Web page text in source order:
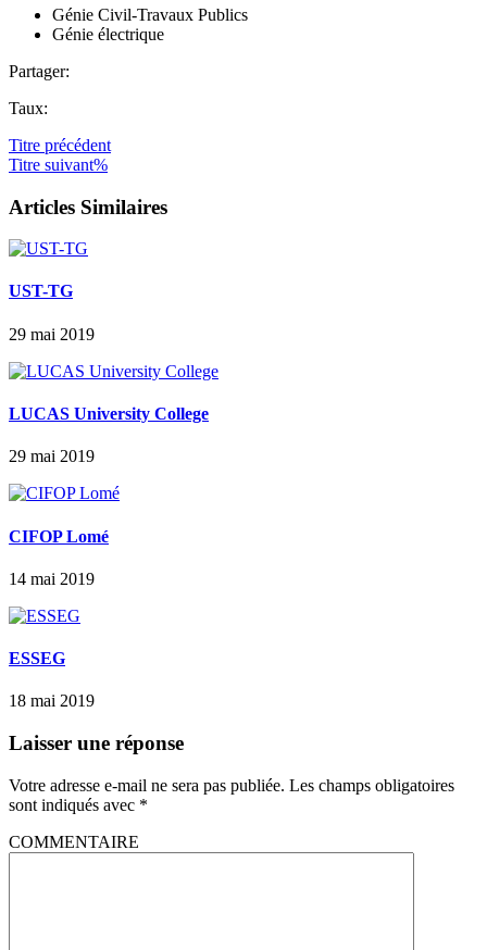
Génie Civil-Travaux Publics
Génie électrique
Partager:
Taux:
Titre précédent
Titre suivant%
Articles Similaires
UST-TG
29 mai 2019
LUCAS University College
29 mai 2019
CIFOP Lomé
14 mai 2019
ESSEG
18 mai 2019
Laisser une réponse
Votre adresse e-mail ne sera pas publiée. Les champs obligatoires
sont indiqués avec *
COMMENTAIRE